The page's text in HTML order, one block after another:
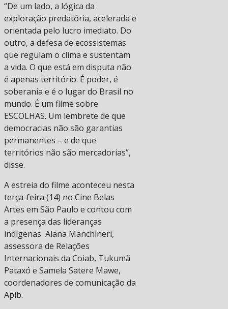
“De um lado, a lógica da
exploração predatória, acelerada e
orientada pelo lucro imediato. Do
outro, a defesa de ecossistemas
que regulam o clima e sustentam
a vida. O que está em disputa não
é apenas território. É poder, é
soberania e é o lugar do Brasil no
mundo. É um filme sobre
ESCOLHAS. Um lembrete de que
democracias não são garantias
permanentes – e de que
territórios não são mercadorias”,
disse.
A estreia do filme aconteceu nesta
terça-feira (14) no Cine Belas
Artes em São Paulo e contou com
a presença das lideranças
indígenas ⁠Alana Manchineri,
assessora de Relações
Internacionais da Coiab, Tukumã
Pataxó e ⁠Samela Satere Mawe,
coordenadores de comunicação da
Apib.